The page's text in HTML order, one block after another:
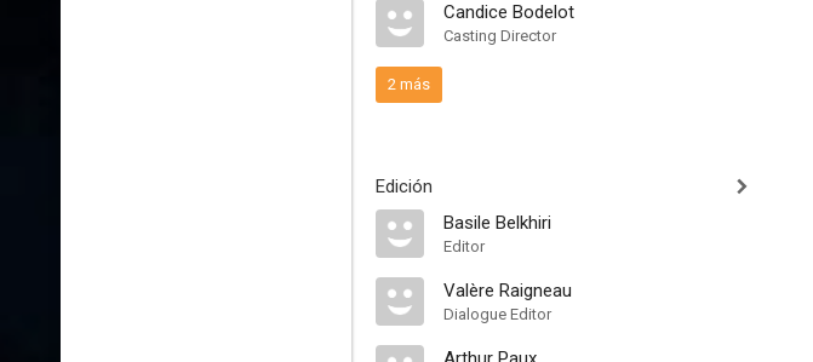
Candice Bodelot
Casting Director
2 más
Edición
Basile Belkhiri
Editor
Valère Raigneau
Dialogue Editor